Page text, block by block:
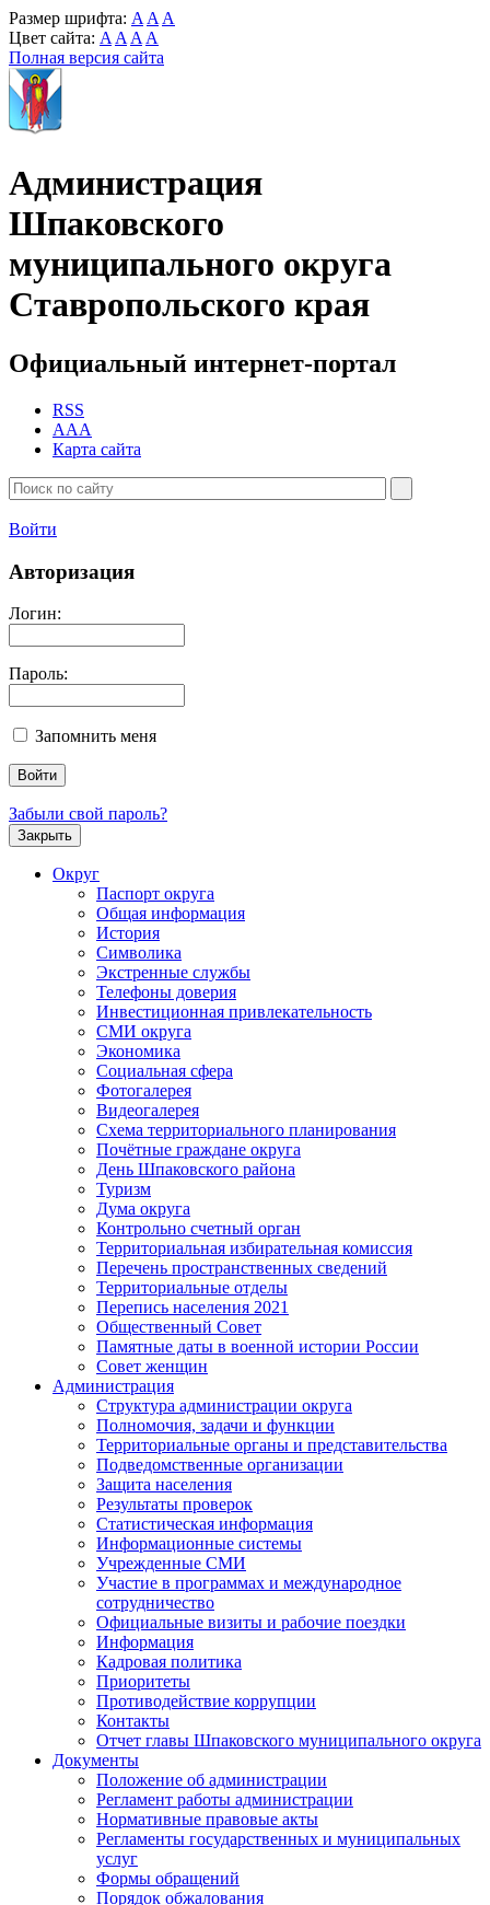
Размер шрифта: A A A
Цвет сайта: A A A A
Полная версия сайта
Администрация
Шпаковского
муниципального округа
Ставропольского края
Официальный интернет-портал
RSS
AAA
Карта сайта
Войти
Авторизация
Логин:
Пароль:
Запомнить меня
Забыли свой пароль?
Закрыть
Округ
Паспорт округа
Общая информация
История
Символика
Экстренные службы
Телефоны доверия
Инвестиционная привлекательность
СМИ округа
Экономика
Социальная сфера
Фотогалерея
Видеогалерея
Схема территориального планирования
Почётные граждане округа
День Шпаковского района
Туризм
Дума округа
Контрольно счетный орган
Территориальная избирательная комиссия
Перечень пространственных сведений
Территориальные отделы
Перепись населения 2021
Общественный Совет
Памятные даты в военной истории России
Совет женщин
Администрация
Структура администрации округа
Полномочия, задачи и функции
Территориальные органы и представительства
Подведомственные организации
Защита населения
Результаты проверок
Статистическая информация
Информационные системы
Учрежденные СМИ
Участие в программах и международное
сотрудничество
Официальные визиты и рабочие поездки
Информация
Кадровая политика
Приоритеты
Противодействие коррупции
Контакты
Отчет главы Шпаковского муниципального округа
Документы
Положение об администрации
Регламент работы администрации
Нормативные правовые акты
Регламенты государственных и муниципальных
услуг
Формы обращений
Порядок обжалования